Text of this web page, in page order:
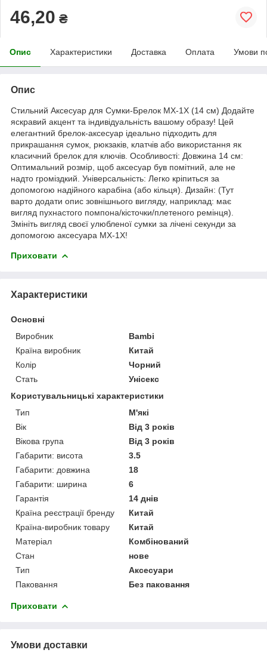
46,20 ₴
Опис Характеристики Доставка Оплата Умови
Опис
Стильний Аксесуар для Сумки-Брелок MX-1X (14 см) Додайте
яскравий акцент та індивідуальність вашому образу! Цей
елегантний брелок-аксесуар ідеально підходить для
прикрашання сумок, рюкзаків, клатчів або використання як
класичний брелок для ключів. Особливості: Довжина 14 см:
Оптимальний розмір, щоб аксесуар був помітний, але не
надто громіздкий. Універсальність: Легко кріпиться за
допомогою надійного карабіна (або кільця). Дизайн: (Тут
варто додати опис зовнішнього вигляду, наприклад: має
вигляд пухнастого помпона/кісточки/плетеного ремінця).
Змініть вигляд своєї улюбленої сумки за лічені секунди за
допомогою аксесуара MX-1X!
Приховати
Характеристики
Основні
Виробник
Bambi
Країна виробник
Китай
Колір
Чорний
Стать
Унісекс
Користувальницькі характеристики
Тип
М'які
Вік
Від 3 років
Вікова група
Від 3 років
Габарити: висота
3.5
Габарити: довжина
18
Габарити: ширина
6
Гарантія
14 днів
Країна реєстрації бренду
Китай
Країна-виробник товару
Китай
Матеріал
Комбінований
Стан
нове
Тип
Аксесуари
Паковання
Без паковання
Приховати
Умови доставки